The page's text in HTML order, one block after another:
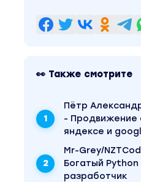
👀 Также смотрите
Пётр
- Продвижение
яндексе и
Mr-Grey/
Богатый Python
разработчик